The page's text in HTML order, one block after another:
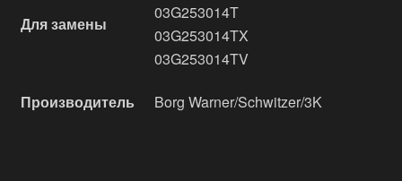
Для замены
03G253014T
03G253014TX
03G253014TV
Производитель Borg Warner/Schwitzer/3K